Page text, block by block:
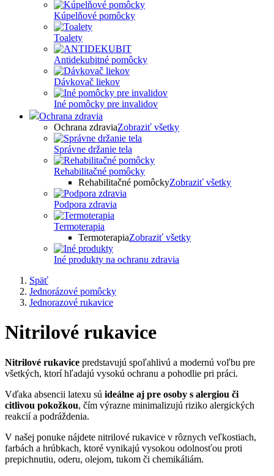
Kúpelňové pomôcky
Toalety
Antidekubitné pomôcky
Dávkovač liekov
Iné pomôcky pre invalidov
Ochrana zdravia
Ochrana zdraviaZobraziť všetky
Správne držanie tela
Rehabilitačné pomôcky
Rehabilitačné pomôckyZobraziť všetky
Podpora zdravia
Termoterapia
TermoterapiaZobraziť všetky
Iné produkty na ochranu zdravia
Späť
Jednorázové pomôcky
Jednorazové rukavice
Nitrilové rukavice
Nitrilové rukavice predstavujú spoľahlivú a modernú voľbu pre
všetkých, ktorí hľadajú vysokú ochranu a pohodlie pri práci.
Vďaka absencii latexu sú ideálne aj pre osoby s alergiou či
citlivou pokožkou, čím výrazne minimalizujú riziko alergických
reakcií a podráždenia.
V našej ponuke nájdete nitrilové rukavice v rôznych veľkostiach,
farbách a hrúbkach, ktoré vynikajú vysokou odolnosťou proti
prepichnutiu, oderu, olejom, tukom či chemikáliám.